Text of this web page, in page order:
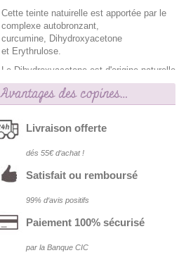
Cette teinte natuirelle est apportée par le
complexe autobronzant,
curcumine, Dihydroxyacetone
et Erythrulose.
Le Dihydroxyacetone est d'origine naturelle
et provient de la bioconversion du glycérol
contenu dans le maïs, la canne à sucre, le
colza, la betterave, l’huile de palme.
Avantages des copines…
Livraison offerte
dés 55€ d‘achat !
Satisfait ou remboursé
99% d‘avis positifs
Paiement 100% sécurisé
par la Banque CIC